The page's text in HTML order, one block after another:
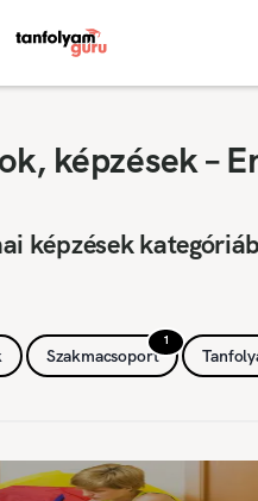
képzések –
képzések
1
Szakmacsoport